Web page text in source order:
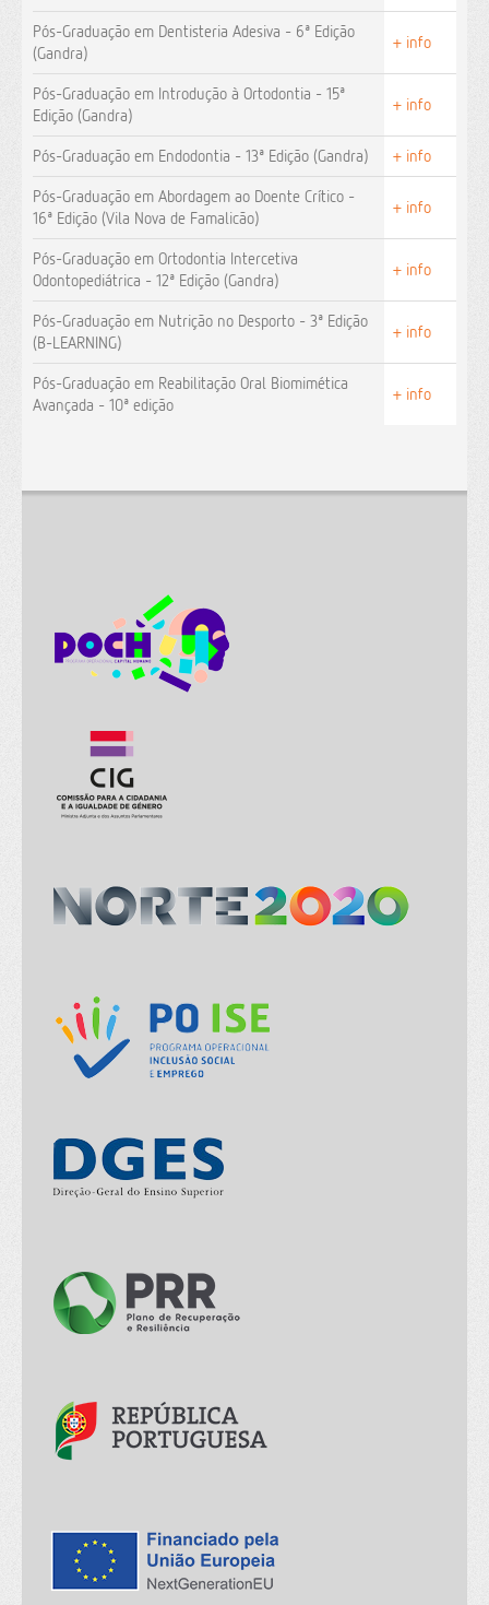
Pós-Graduação em Dentisteria Adesiva - 6ª Edição
(Gandra)
+ info
Pós-Graduação em Introdução à Ortodontia - 15ª
Edição (Gandra)
+ info
Pós-Graduação em Endodontia - 13ª Edição (Gandra)
+ info
Pós-Graduação em Abordagem ao Doente Crítico -
16ª Edição (Vila Nova de Famalicão)
+ info
Pós-Graduação em Ortodontia Intercetiva
Odontopediátrica - 12ª Edição (Gandra)
+ info
Pós-Graduação em Nutrição no Desporto - 3ª Edição
(B-LEARNING)
+ info
Pós-Graduação em Reabilitação Oral Biomimética
Avançada - 10ª edição
+ info